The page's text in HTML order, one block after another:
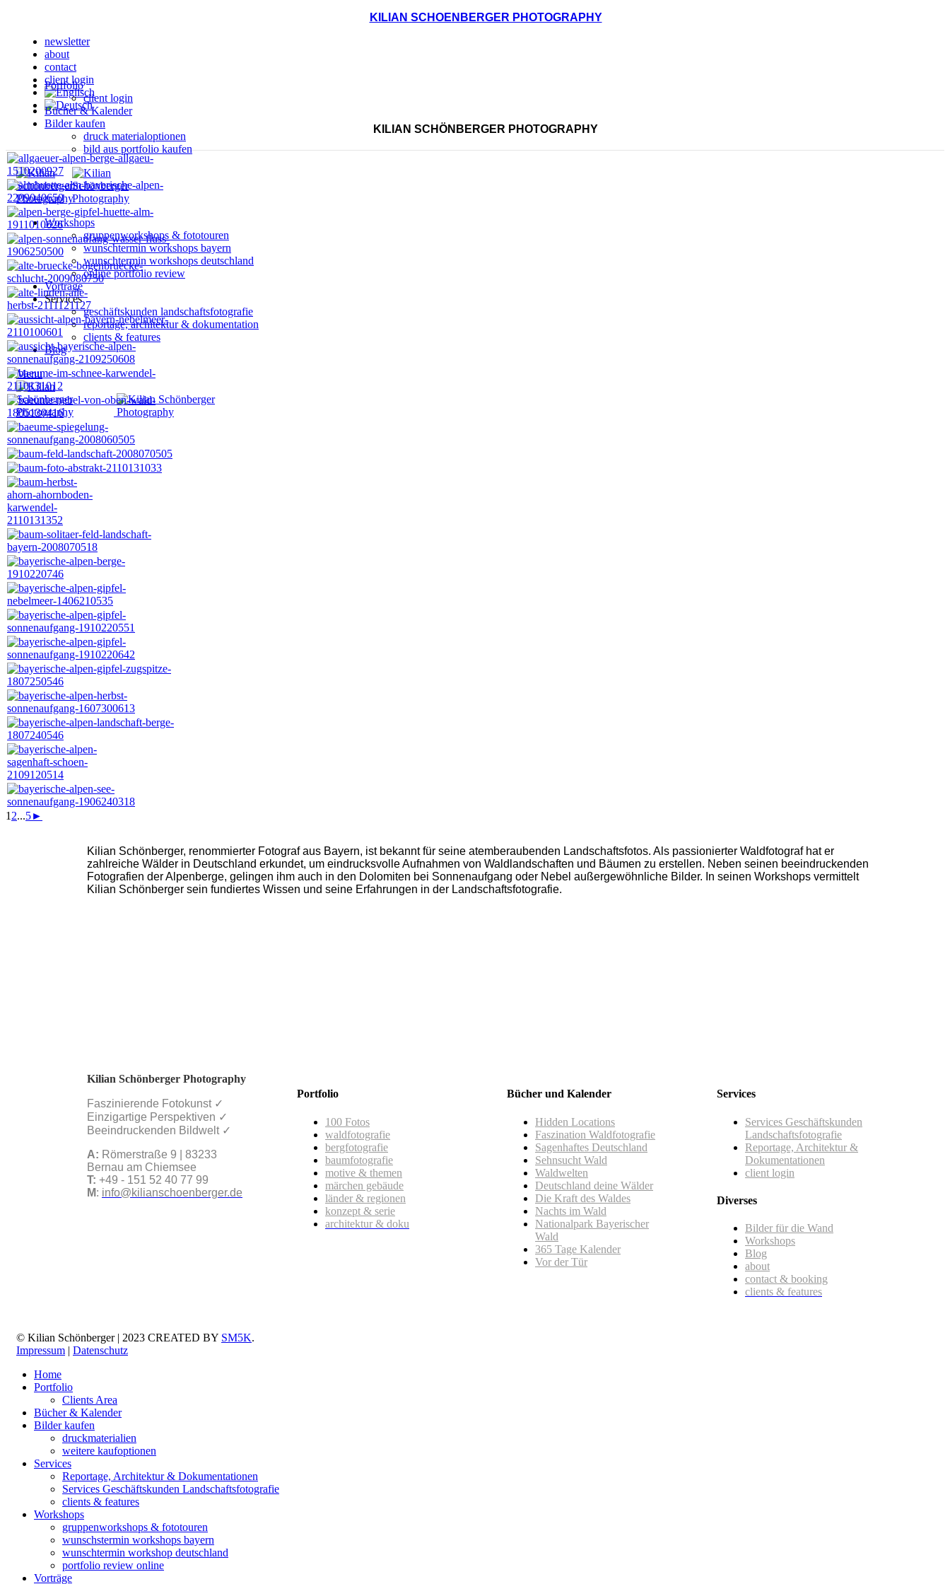
KILIAN SCHOENBERGER PHOTOGRAPHY
newsletter
about
contact
client login
KILIAN SCHÖNBERGER PHOTOGRAPHY
Portfolio
client login
Bücher & Kalender
Bilder kaufen
druck materialoptionen
bild aus portfolio kaufen
Workshops
gruppenworkshops & fototouren
wunschtermin workshops bayern
wunschtermin workshops deutschland
online portfolio review
Vorträge
Services
geschäftskunden landschaftsfotografie
reportage, architektur & dokumentation
clients & features
Blog
Menu
1 2...5►
Kilian Schönberger, renommierter Fotograf aus Bayern, ist bekannt für seine atemberaubenden Landschaftsfotos. Als passionierter Waldfotograf hat er
zahlreiche Wälder in Deutschland erkundet, um eindrucksvolle Aufnahmen von Waldlandschaften und Bäumen zu erstellen. Neben seinen beeindruckenden
Fotografien der Alpenberge, gelingen ihm auch in den Dolomiten bei Sonnenaufgang oder Nebel außergewöhnliche Bilder. In seinen Workshops vermittelt
Kilian Schönberger sein fundiertes Wissen und seine Erfahrungen in der Landschaftsfotografie.
Kilian Schönberger Photography
Faszinierende Fotokunst ✓
Einzigartige Perspektiven ✓
Beeindruckenden Bildwelt ✓
A: Römerstraße 9 | 83233
Bernau am Chiemsee
T: +49 - 151 52 40 77 99
M: info@kilianschoenberger.de
Portfolio
100 Fotos
waldfotografie
bergfotografie
baumfotografie
motive & themen
märchen gebäude
länder & regionen
konzept & serie
architektur & doku
Bücher und Kalender
Hidden Locations
Faszination Waldfotografie
Sagenhaftes Deutschland
Sehnsucht Wald
Waldwelten
Deutschland deine Wälder
Die Kraft des Waldes
Nachts im Wald
Nationalpark Bayerischer
Wald
365 Tage Kalender
Vor der Tür
Services
Services Geschäftskunden
Landschaftsfotografie
Reportage, Architektur &
Dokumentationen
client login
Diverses
Bilder für die Wand
Workshops
Blog
about
contact & booking
clients & features
© Kilian Schönberger | 2023 CREATED BY SM5K.
Impressum | Datenschutz
Home
Portfolio
Clients Area
Bücher & Kalender
Bilder kaufen
druckmaterialien
weitere kaufoptionen
Services
Reportage, Architektur & Dokumentationen
Services Geschäftskunden Landschaftsfotografie
clients & features
Workshops
gruppenworkshops & fototouren
wunschstermin workshops bayern
wunschtermin workshop deutschland
portfolio review online
Vorträge